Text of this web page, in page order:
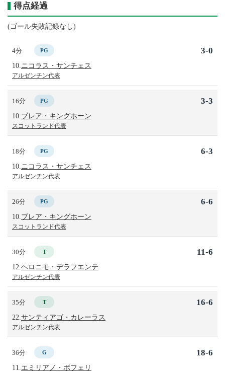
得点経過
(ゴール失敗記録なし)
4分 PG
10. ニコラス・サンチェス
アルゼンチン代表
3-0
16分 PG
10. ブレア・キングホーン
スコットランド代表
3-3
18分 PG
10. ニコラス・サンチェス
アルゼンチン代表
6-3
26分 PG
10. ブレア・キングホーン
スコットランド代表
6-6
30分 T
12. ヘロニモ・デラフエンテ
アルゼンチン代表
11-6
35分 T
22. サンティアゴ・カレーラス
アルゼンチン代表
16-6
36分 G
11. エミリアノ・ボフェリ
18-6